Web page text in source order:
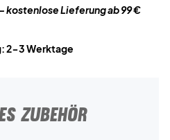
– kostenlose Lieferung ab 99 €
2-3 Werktage
ZUBEHÖR